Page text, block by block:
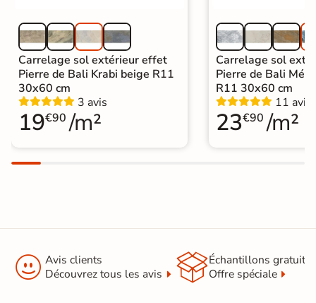
Carrelage sol extérieur effet
Pierre de Bali Krabi beige R11
30x60 cm
3 avis
19€90 /m²
Carrelage sol
Pierre de Bali
R11 30x60 cm
11 avis
23€90 /m²
 Avis clients
Découvrez tous les avis
Échantillons gratuit
Offre spéciale